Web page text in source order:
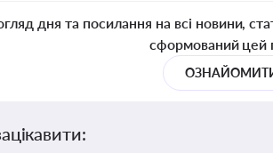
дня та посилання на всі новини,
сформований цей